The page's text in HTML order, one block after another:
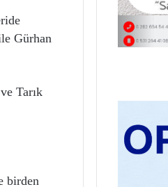
Gürhan
Tarık
birden